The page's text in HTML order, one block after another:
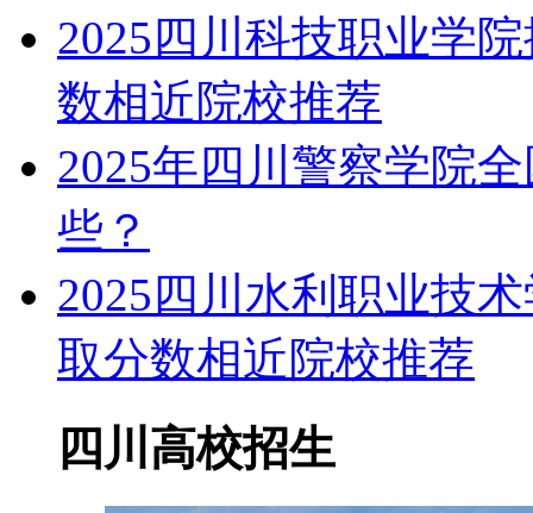
2025四川科技职业学
数相近院校推荐
2025年四川警察学院
些？
2025四川水利职业技
取分数相近院校推荐
四川高校招生